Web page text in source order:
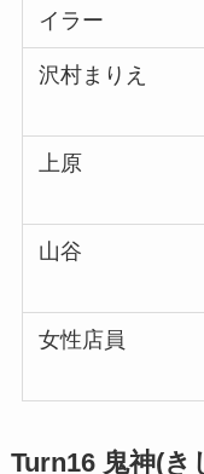
イラー
沢村まりえ
上原
山谷
女性店員
Turn16 鬼神(き